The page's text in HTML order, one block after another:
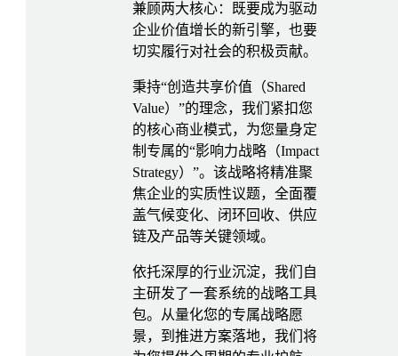
兼顾两大核心：既要成为驱动
企业价值增长的新引擎，也要
切实履行对社会的积极贡献。
秉持“创造共享价值（Shared
Value）”的理念，我们紧扣您
的核心商业模式，为您量身定
制专属的“影响力战略（Impact
Strategy）”。该战略将精准聚
焦企业的实质性议题，全面覆
盖气候变化、闭环回收、供应
链及产品等关键领域。
依托深厚的行业沉淀，我们自
主研发了一套系统的战略工具
包。从量化您的专属战略愿
景，到推进方案落地，我们将